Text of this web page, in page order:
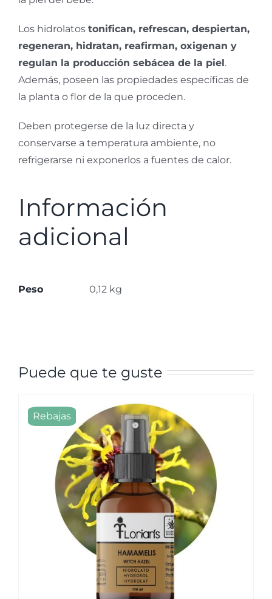
Los hidrolatos tonifican, refrescan, despiertan,
regeneran, hidratan, reafirman, oxigenan y
regulan la producción sebácea de la piel.
Además, poseen las propiedades específicas de
la planta o flor de la que proceden.
Deben protegerse de la luz directa y
conservarse a temperatura ambiente, no
refrigerarse ni exponerlos a fuentes de calor.
Información
adicional
Peso 0,12 kg
Puede que te guste
Rebajas